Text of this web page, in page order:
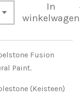
In
winkelwagen
Fusion
Paint.
(Keisteen)